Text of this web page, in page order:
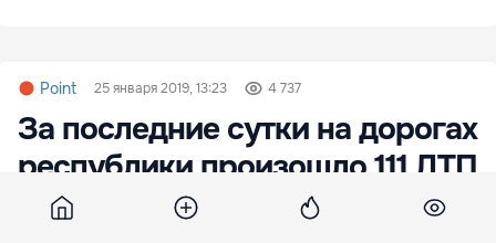
Point 25 января 2019, 13:23 4 737
За последние сутки на дорогах
республики произошло 111 ДТП
За последние 24 часа на дорогах республики